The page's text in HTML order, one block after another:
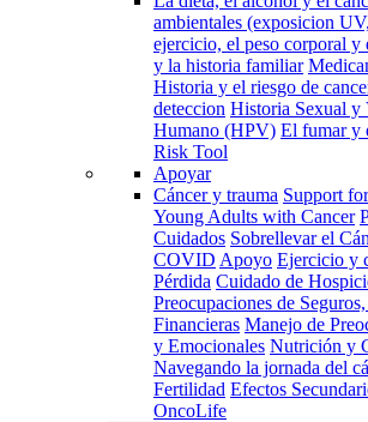
ambientales (exposicion
ejercicio, el peso corporal y
y la historia familiar
Historia y el riesgo de
deteccion Historia Sexual y
Humano (HPV) El fumar y
Risk Tool
Apoyar
Cáncer y trauma Support
Young Adults with Cancer
Cuidados Sobrellevar el
COVID Apoyo Ejercicio y
Pérdida Cuidado de
Preocupaciones de
Financieras Manejo de
y Emocionales Nutrición y
Navegando la jornada del
Fertilidad Efectos
OncoLife